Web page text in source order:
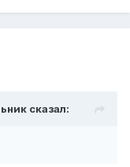
сказал: